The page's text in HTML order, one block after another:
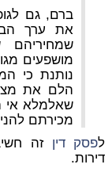
ברם, גם
את ערך
שמחיריהם
מושפעים
נותנת כי
הלם את
שאלמלא אי
מכירתם
לפסק דין זה
דירות.